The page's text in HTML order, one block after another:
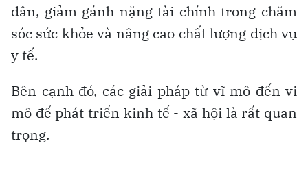
dân, giảm gánh nặng tài chính trong chăm
sóc sức khỏe và nâng cao chất lượng dịch vụ
y tế.
Bên cạnh đó, các giải pháp từ vĩ mô đến vi
mô để phát triển kinh tế - xã hội là rất quan
trọng.